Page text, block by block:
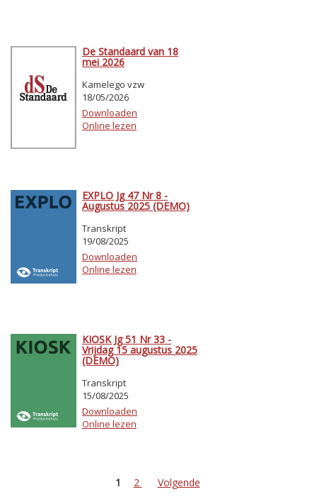
De Standaard van 18
mei 2026
Kamelego vzw
18/05/2026
Downloaden
Online lezen
EXPLO Jg 47 Nr 8 -
Augustus 2025 (DEMO)
Transkript
19/08/2025
Downloaden
Online lezen
KIOSK Jg 51 Nr 33 -
Vrijdag 15 augustus 2025
(DEMO)
Transkript
15/08/2025
Downloaden
Online lezen
1 2 Volgende